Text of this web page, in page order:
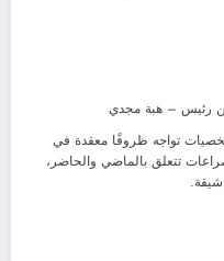
رئيس – هبة مجدي
تواجه ظروفًا معقدة في
تتعلق بالماضي والحاضر،